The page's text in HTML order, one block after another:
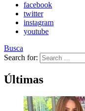
facebook
twitter
instagram
youtube
Busca
Search for:
Últimas